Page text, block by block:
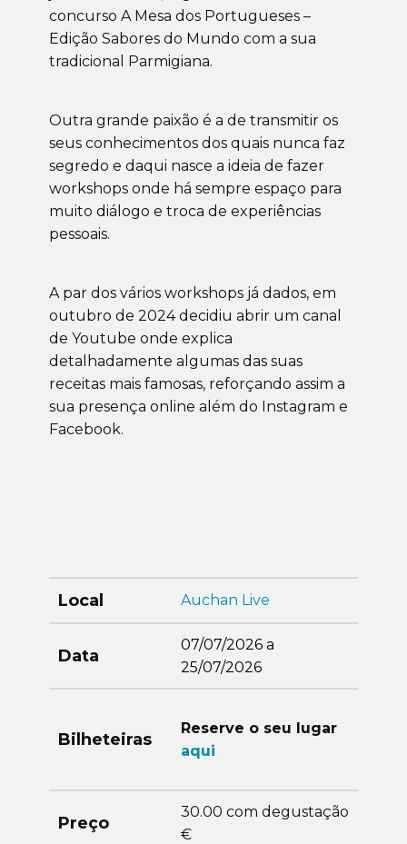
concurso A Mesa dos Portugueses –
Edição Sabores do Mundo com a sua
tradicional Parmigiana.
Outra grande paixão é a de transmitir os
seus conhecimentos dos quais nunca faz
segredo e daqui nasce a ideia de fazer
workshops onde há sempre espaço para
muito diálogo e troca de experiências
pessoais.
A par dos vários workshops já dados, em
outubro de 2024 decidiu abrir um canal
de Youtube onde explica
detalhadamente algumas das suas
receitas mais famosas, reforçando assim a
sua presença online além do Instagram e
Facebook.
Local Auchan Live
Data
07/07/2026 a
25/07/2026
Bilheteiras
Reserve o seu lugar
aqui
Preço
30.00 com degustação
€